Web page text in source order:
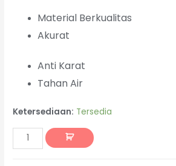
Material Berkualitas
Akurat
Anti Karat
Tahan Air
Ketersediaan: Tersedia